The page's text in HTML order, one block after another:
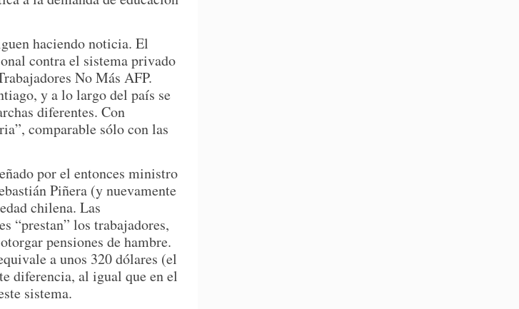
haciendo noticia. El
contra el sistema privado
No Más AFP.
y a lo largo del país se
diferentes. Con
comparable sólo con las
por el entonces ministro
Piñera (y nuevamente
chilena. Las
“prestan” los trabajadores,
pensiones de hambre.
a unos 320 dólares (el
diferencia, al igual que en el
sistema.